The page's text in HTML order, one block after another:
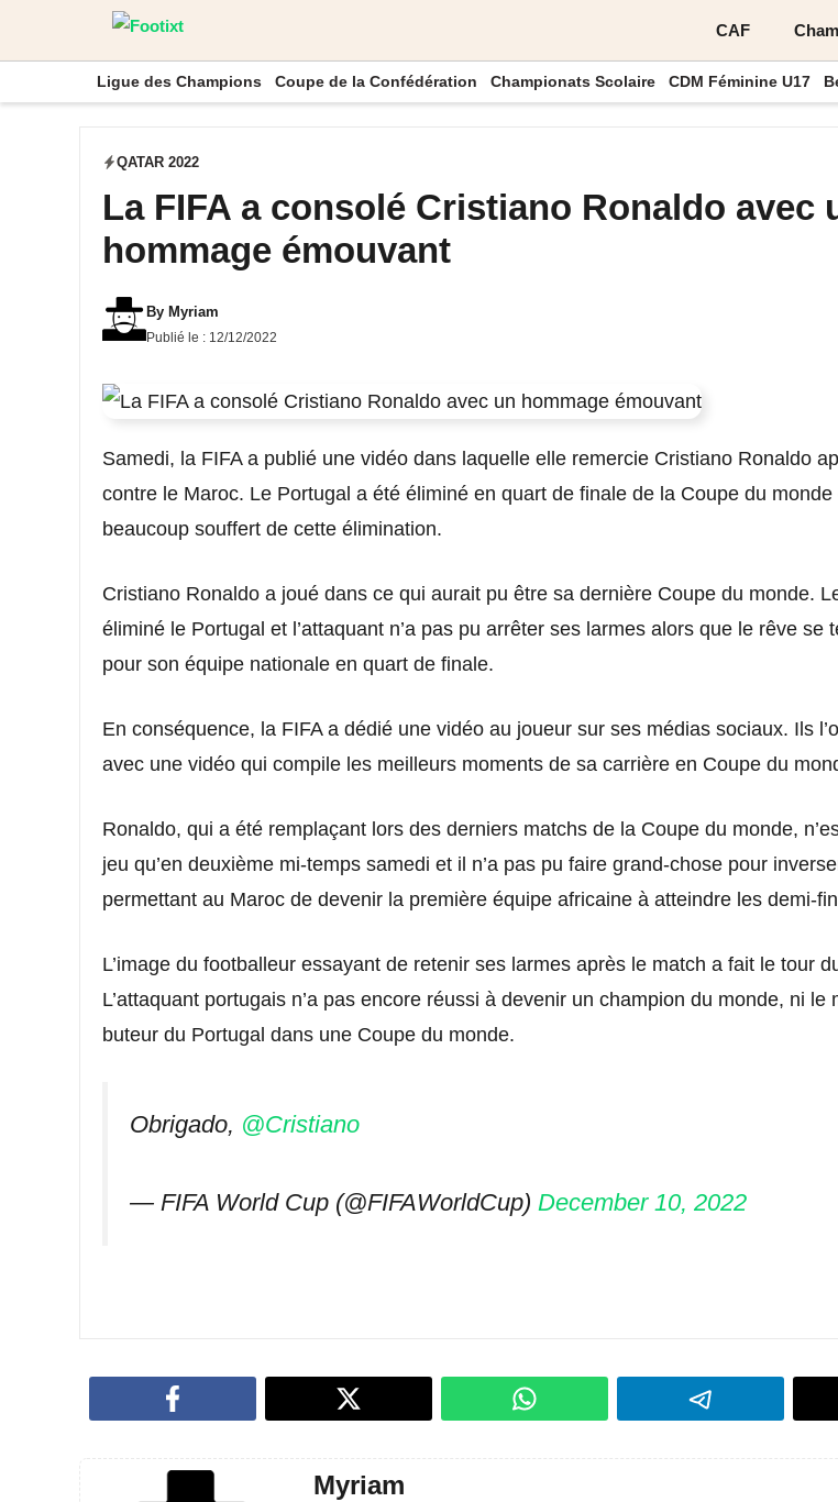
CAF
Ligue des Champions Coupe de la Confédération Championats Scolaire CDM Féminine U17
QATAR 2022
La FIFA a consolé Cristiano Ronaldo avec
hommage émouvant
By Myriam
Publié le : 12/12/2022
Samedi, la FIFA a publié une vidéo dans laquelle elle remercie Cristiano Ronaldo
contre le Maroc. Le Portugal a été éliminé en quart de finale de la Coupe du
beaucoup souffert de cette élimination.
Cristiano Ronaldo a joué dans ce qui aurait pu être sa dernière Coupe du monde.
éliminé le Portugal et l’attaquant n’a pas pu arrêter ses larmes alors que le rêve se
pour son équipe nationale en quart de finale.
En conséquence, la FIFA a dédié une vidéo au joueur sur ses médias sociaux. Ils
avec une vidéo qui compile les meilleurs moments de sa carrière en Coupe du
Ronaldo, qui a été remplaçant lors des derniers matchs de la Coupe du monde,
jeu qu’en deuxième mi-temps samedi et il n’a pas pu faire grand-chose pour
permettant au Maroc de devenir la première équipe africaine à atteindre les demi-
L’image du footballeur essayant de retenir ses larmes après le match a fait le tour
L’attaquant portugais n’a pas encore réussi à devenir un champion du monde, ni le
buteur du Portugal dans une Coupe du monde.
Obrigado, @Cristiano
— FIFA World Cup (@FIFAWorldCup) December 10, 2022
Myriam